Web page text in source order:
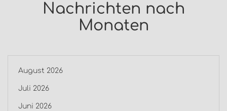
Nachrichten nach
Monaten
August 2026
Juli 2026
Juni 2026